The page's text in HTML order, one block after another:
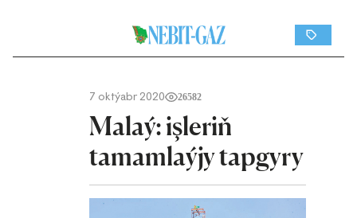
7 oktýabr 2020 26582
Malaý: işleriň
tamamlaýjy tapgyry